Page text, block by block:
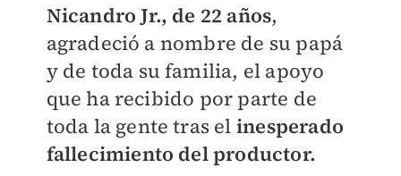
Nicandro Jr., de 22 años,
agradeció a nombre de su papá
y de toda su familia, el apoyo
que ha recibido por parte de
toda la gente tras el inesperado
fallecimiento del productor.